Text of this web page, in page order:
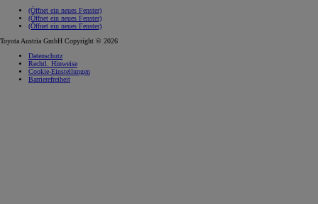
(Öffnet ein neues Fenster)
(Öffnet ein neues Fenster)
(Öffnet ein neues Fenster)
Toyota Austria GmbH Copyright © 2026
Datenschutz
Rechtl. Hinweise
Cookie-Einstellungen
Barrierefreiheit